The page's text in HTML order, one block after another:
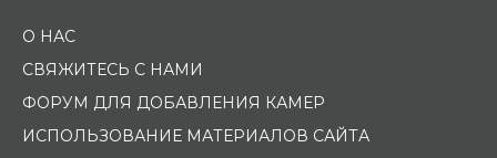
О НАС
СВЯЖИТЕСЬ С НАМИ
ФОРУМ ДЛЯ ДОБАВЛЕНИЯ КАМЕР
ИСПОЛЬЗОВАНИЕ МАТЕРИАЛОВ САЙТА